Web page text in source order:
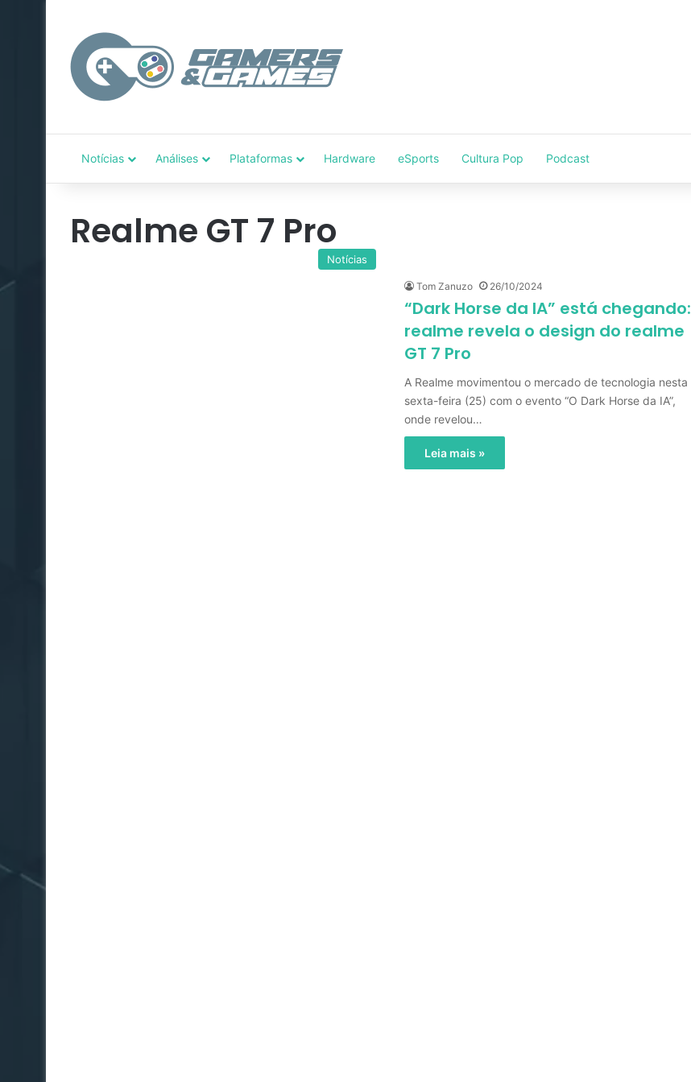
Notícias Análises Plataformas Hardware eSports Cultura Pop Podcast
Realme GT 7 Pro
Notícias
Tom Zanuzo 26/10/2024
“Dark Horse da IA” está chegando:
realme revela o design do realme
GT 7 Pro
A Realme movimentou o mercado de tecnologia nesta
sexta-feira (25) com o evento “O Dark Horse da IA”,
onde revelou…
Leia mais »